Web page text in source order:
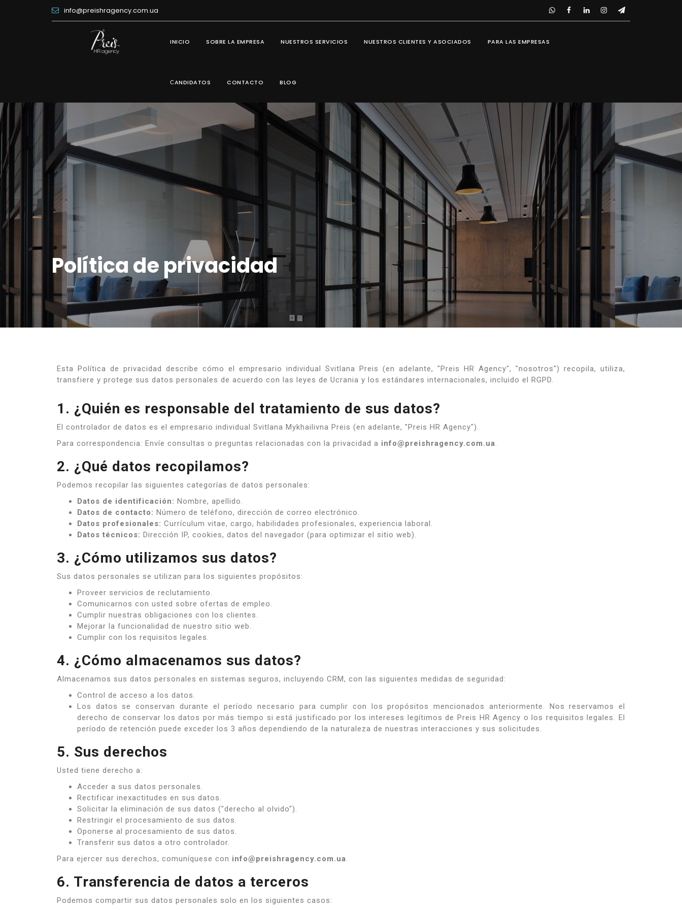
info@preishragency.com.ua
INICIO SOBRE LA EMPRESA NUESTROS SERVICIOS NUESTROS CLIENTES Y ASOCIADOS PARA LAS EMPRESAS
СANDIDATOS CONTACTO BLOG
Política de privacidad
Esta Política de privacidad describe cómo el empresario individual Svitlana Preis (en adelante, "Preis HR Agency", "nosotros") recopila, utiliza,
transfiere y protege sus datos personales de acuerdo con las leyes de Ucrania y los estándares internacionales, incluido el RGPD.
1. ¿Quién es responsable del tratamiento de sus datos?
El controlador de datos es el empresario individual Svitlana Mykhailivna Preis (en adelante, "Preis HR Agency").
Para correspondencia: Envíe consultas o preguntas relacionadas con la privacidad a info@preishragency.com.ua.
2. ¿Qué datos recopilamos?
Podemos recopilar las siguientes categorías de datos personales:
Datos de identificación: Nombre, apellido.
Datos de contacto: Número de teléfono, dirección de correo electrónico.
Datos profesionales: Currículum vitae, cargo, habilidades profesionales, experiencia laboral.
Datos técnicos: Dirección IP, cookies, datos del navegador (para optimizar el sitio web).
3. ¿Cómo utilizamos sus datos?
Sus datos personales se utilizan para los siguientes propósitos:
Proveer servicios de reclutamiento.
Comunicarnos con usted sobre ofertas de empleo.
Cumplir nuestras obligaciones con los clientes.
Mejorar la funcionalidad de nuestro sitio web.
Cumplir con los requisitos legales.
4. ¿Cómo almacenamos sus datos?
Almacenamos sus datos personales en sistemas seguros, incluyendo CRM, con las siguientes medidas de seguridad:
Control de acceso a los datos.
Los datos se conservan durante el período necesario para cumplir con los propósitos mencionados anteriormente. Nos reservamos el
derecho de conservar los datos por más tiempo si está justificado por los intereses legítimos de Preis HR Agency o los requisitos legales. El
período de retención puede exceder los 3 años dependiendo de la naturaleza de nuestras interacciones y sus solicitudes.
5. Sus derechos
Usted tiene derecho a:
Acceder a sus datos personales.
Rectificar inexactitudes en sus datos.
Solicitar la eliminación de sus datos ("derecho al olvido").
Restringir el procesamiento de sus datos.
Oponerse al procesamiento de sus datos.
Transferir sus datos a otro controlador.
Para ejercer sus derechos, comuníquese con info@preishragency.com.ua.
6. Transferencia de datos a terceros
Podemos compartir sus datos personales solo en los siguientes casos: